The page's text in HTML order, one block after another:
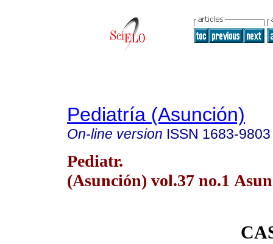
Pediatría (Asunción)
On-line version ISSN 1683-9803
Pediatr.
(Asunción) vol.37 no.1